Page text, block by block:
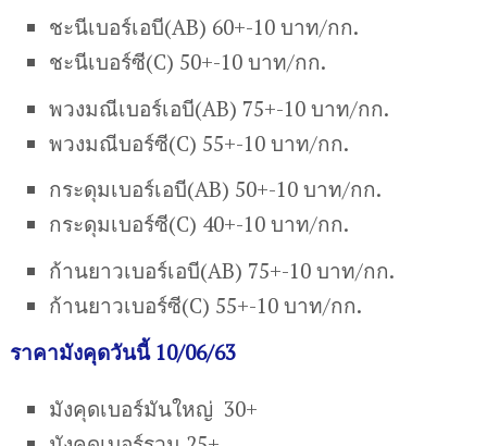
ชะนีเบอร์เอบี(AB) 60+-10 บาท/กก.
ชะนีเบอร์ซี(C) 50+-10 บาท/กก.
พวงมณีเบอร์เอบี(AB) 75+-10 บาท/กก.
พวงมณีบอร์ซี(C) 55+-10 บาท/กก.
กระดุมเบอร์เอบี(AB) 50+-10 บาท/กก.
กระดุมเบอร์ซี(C) 40+-10 บาท/กก.
ก้านยาวเบอร์เอบี(AB) 75+-10 บาท/กก.
ก้านยาวเบอร์ซี(C) 55+-10 บาท/กก.
ราคามังคุดวันนี้ 10/06/63
มังคุดเบอร์มันใหญ่ 30+